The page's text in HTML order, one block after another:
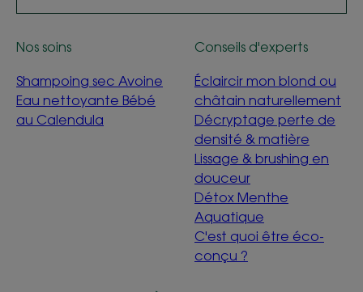
Nos soins
Shampoing sec Avoine
Eau nettoyante Bébé
au Calendula
Conseils d'experts
Éclaircir mon blond ou
châtain naturellement
Décryptage perte de
densité & matière
Lissage & brushing en
douceur
Détox Menthe
Aquatique
C'est quoi être éco-
conçu ?